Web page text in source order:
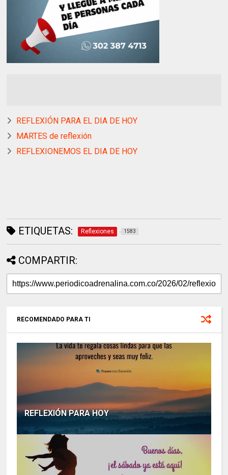
REFLEXIÓN PARA EL DIA DE HOY
MARTES de reflexión
REFLEXIONEMOS EL DIA DE HOY
ETIQUETAS: Reflexiones 1583
COMPARTIR:
RECOMENDADO PARA TI
REFLEXIÓN PARA HOY